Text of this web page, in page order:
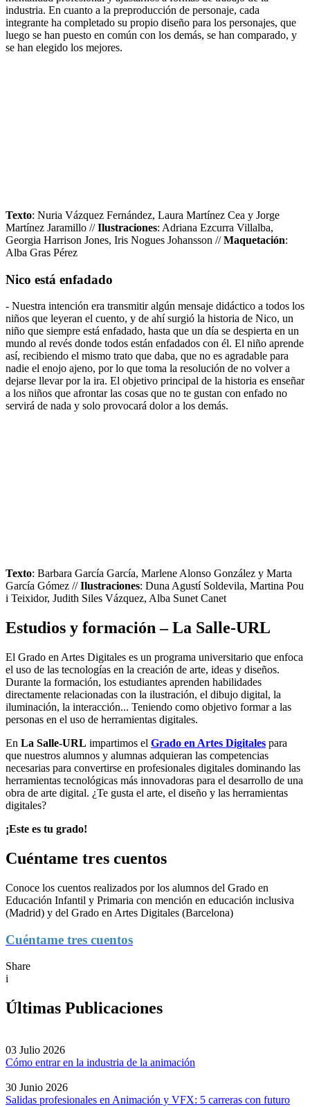
industria. En cuanto a la preproducción de personaje, cada
integrante ha completado su propio diseño para los personajes, que
luego se han puesto en común con los demás, se han comparado, y
se han elegido los mejores.
Texto: Nuria Vázquez Fernández, Laura Martínez Cea y Jorge
Martínez Jaramillo //Ilustraciones: Adriana Ezcurra Villalba,
Georgia Harrison Jones, Iris Nogues Johansson //Maquetación:
Alba Gras Pérez
Nico está enfadado
- Nuestra intención era transmitir algún mensaje didáctico a todos los
niños que leyeran el cuento, y de ahí surgió la historia de Nico, un
niño que siempre está enfadado, hasta que un día se despierta en un
mundo al revés donde todos están enfadados con él. El niño aprende
así, recibiendo el mismo trato que daba, que no es agradable para
nadie el enojo ajeno, por lo que toma la resolución de no volver a
dejarse llevar por la ira. El objetivo principal de la historia es enseñar
a los niños que afrontar las cosas que no te gustan con enfado no
servirá de nada y solo provocará dolor a los demás.
Texto: Barbara García García, Marlene Alonso González y Marta
García Gómez //Ilustraciones: Duna Agustí Soldevila, Martina Pou
i Teixidor, Judith Siles Vázquez, Alba Sunet Canet
Estudios y formación – La Salle-URL
El Grado en Artes Digitales es un programa universitario que enfoca
el uso de las tecnologías en la creación de arte, ideas y diseños.
Durante la formación, los estudiantes aprenden habilidades
directamente relacionadas con la ilustración, el dibujo digital, la
iluminación, la interacción... Teniendo como objetivo formar a las
personas en el uso de herramientas digitales.
En La Salle-URL impartimos el Grado en Artes Digitales para
que nuestros alumnos y alumnas adquieran las competencias
necesarias para convertirse en profesionales digitales dominando las
herramientas tecnológicas más innovadoras para el desarrollo de una
obra de arte digital. ¿Te gusta el arte, el diseño y las herramientas
digitales?
¡Este es tu grado!
Cuéntame tres cuentos
Conoce los cuentos realizados por los alumnos del Grado en
Educación Infantil y Primaria con mención en educación inclusiva
(Madrid) y del Grado en Artes Digitales (Barcelona)
Cuéntame tres cuentos
Share
i
Últimas Publicaciones
03 Julio 2026
Cómo entrar en la industria de la animación
30 Junio 2026
Salidas profesionales en Animación y VFX: 5 carreras con futuro